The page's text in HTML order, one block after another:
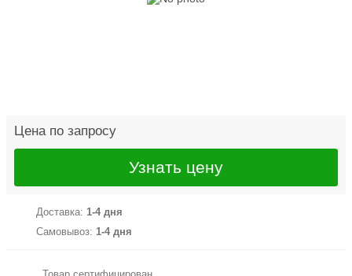
Цена по запросу
Узнать цену
Доставка: 1-4 дня
Самовывоз: 1-4 дня